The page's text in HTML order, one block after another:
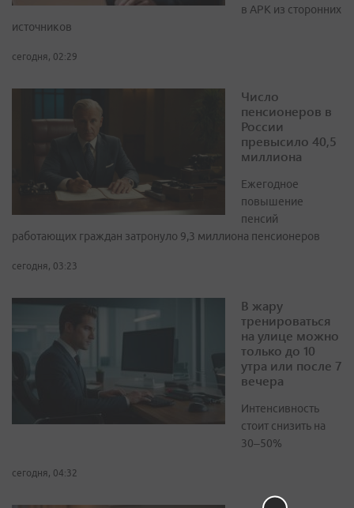
в APK из сторонних
источников
сегодня, 02:29
Число
пенсионеров в
России
превысило 40,5
миллиона
Ежегодное
повышение
пенсий
работающих граждан затронуло 9,3 миллиона пенсионеров
сегодня, 03:23
В жару
тренироваться
на улице можно
только до 10
утра или после 7
вечера
Интенсивность
стоит снизить на
30–50%
сегодня, 04:32